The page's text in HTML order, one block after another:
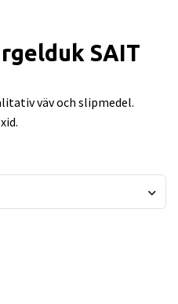
SAIT
väv och slipmedel.